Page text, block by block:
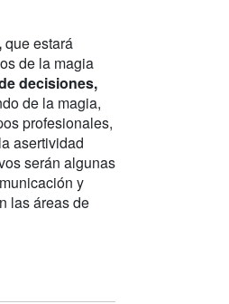
que estará
de la magia
decisiones,
de la magia,
profesionales,
asertividad
serán algunas
y
las áreas de